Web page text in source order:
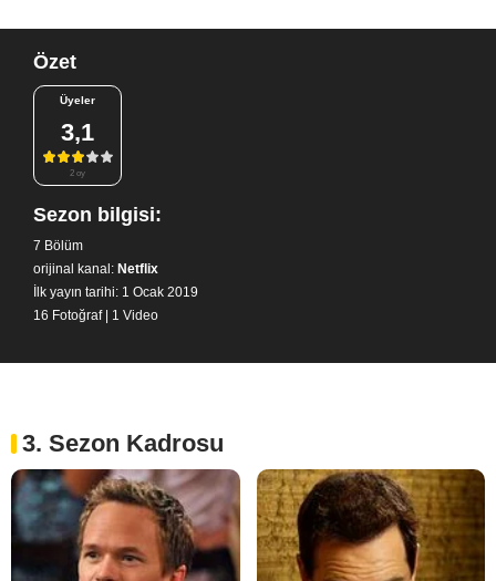
Özet
Üyeler
3,1
2 oy
Sezon bilgisi:
7 Bölüm
orijinal kanal: Netflix
İlk yayın tarihi: 1 Ocak 2019
16 Fotoğraf| 1 Video
3. Sezon Kadrosu